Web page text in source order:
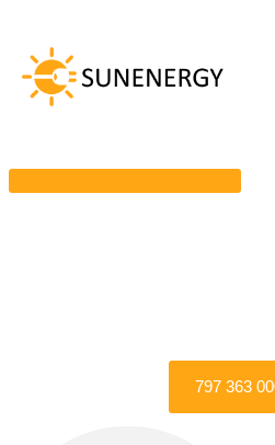
treści
797 363